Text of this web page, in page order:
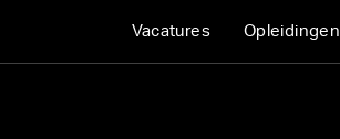
Vacatures Opleidingen